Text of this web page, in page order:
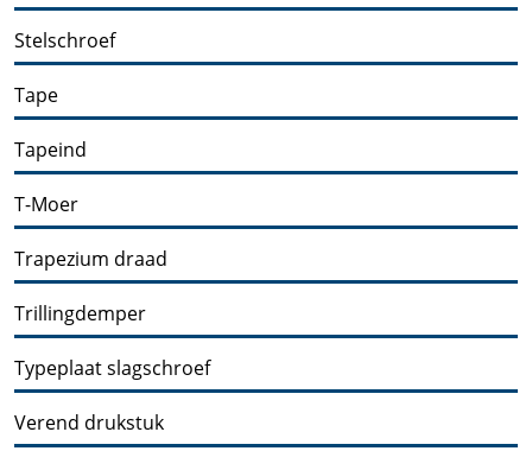
Stelschroef
Tape
Tapeind
T-Moer
Trapezium draad
Trillingdemper
Typeplaat slagschroef
Verend drukstuk